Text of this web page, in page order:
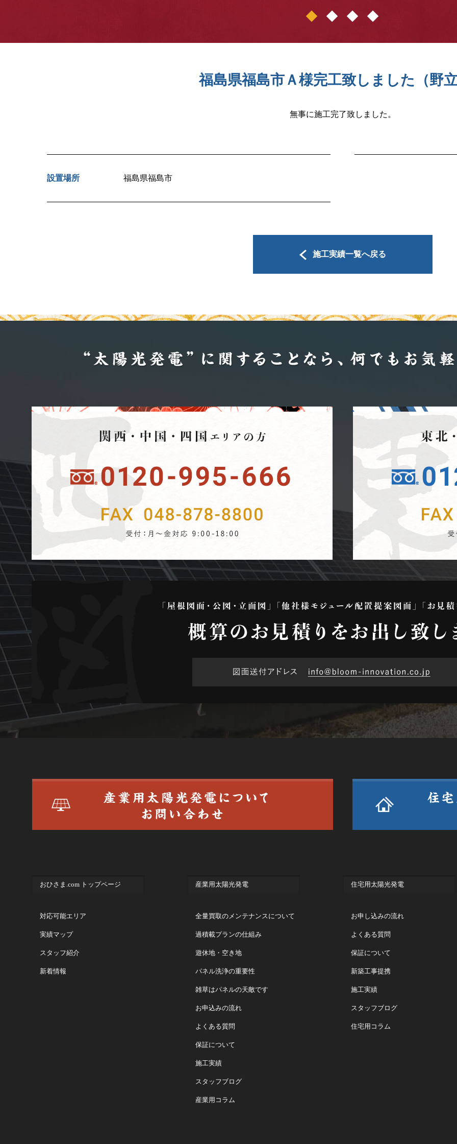
1 2 3 4
福島県福島市Ａ様完工致しました（野
無事に施工完了致しました。
設置場所 福島県福島市
施工実績一覧へ戻る
おひさま.com トップページ
対応可能エリア
実績マップ
スタッフ紹介
新着情報
産業用太陽光発電
全量買取のメンテナンスについて
過積載プランの仕組み
遊休地・空き地
パネル洗浄の重要性
雑草はパネルの天敵です
お申込みの流れ
よくある質問
保証について
施工実績
スタッフブログ
産業用コラム
住宅用太陽光発電
お申し込みの流れ
よくある質問
保証について
新築工事提携
施工実績
スタッフブログ
住宅用コラム